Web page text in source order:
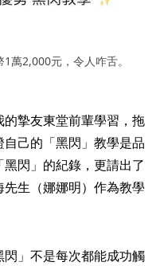
萬2,000元，令人咋舌。
摯友東堂前輩學習，拖
己的「黑閃」教學是品
閃」的紀錄，更請出了
生（娜娜明）作為教學
」不是每次都能成功觸